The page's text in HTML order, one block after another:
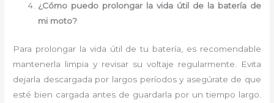
¿Cómo puedo prolongar la vida útil de la batería de
mi moto?
Para prolongar la vida útil de tu batería, es recomendable
mantenerla limpia y revisar su voltaje regularmente. Evita
dejarla descargada por largos períodos y asegúrate de que
esté bien cargada antes de guardarla por un tiempo largo.